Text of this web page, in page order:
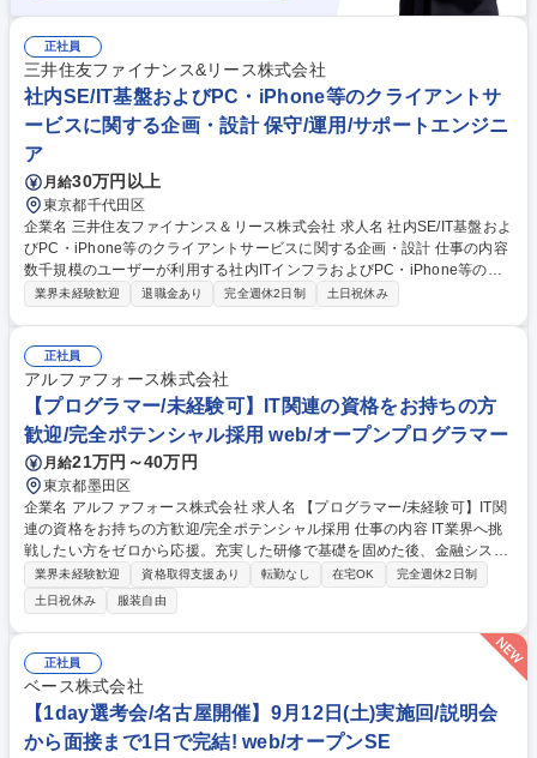
正社員
三井住友ファイナンス&リース株式会社
社内SE/IT基盤およびPC・iPhone等のクライアントサ
ービスに関する企画・設計 保守/運用/サポートエンジニ
ア
月給30万円以上
東京都千代田区
企業名 三井住友ファイナンス＆リース株式会社 求人名 社内SE/IT基盤およ
びPC・iPhone等のクライアントサービスに関する企画・設計 仕事の内容
数千規模のユーザーが利用する社内ITインフラおよびPC・iPhone等のク
ライアント端末、周辺サービスに関する企画・設計から保守運用までをシ
けるベンダーとの連携・改善対応 2.プロジェクト推進：施策やプロジェク
ト計画の立案・社内承認に向けた資料作成・関係者調整・ベンダーとの打
合せ参加、課題整理・進捗確認・社内ユーザーへの説明、関係者との合意
形成 3.保守・運用業務：障害発生時の社内ユーザー対応・保守ベンダーへ
の指示、エスカレ 募集職種 社内SE/IT基盤およびPC・iPhone等のクライ
アントサービスに関する企画・設計
業界未経験歓迎 退職金あり 完全週休2日制 土日祝休み
正社員
アルファフォース株式会社
【プログラマー/未経験可】IT関連の資格をお持ちの方
歓迎/完全ポテンシャル採用 web/オープンプログラマー
月給21万円～40万円
東京都墨田区
企業名 アルファフォース株式会社 求人名 【プログラマー/未経験可】IT関
連の資格をお持ちの方歓迎/完全ポテンシャル採用 仕事の内容 IT業界へ挑
戦したい方をゼロから応援。充実した研修で基礎を固めた後、金融システ
ムの開発に参加し、テストや簡単な修正からスタート。経験豊富な先輩が
丁寧に指導するため、着実に専門性を高められる風土です。 【詳細】■ク
レジットカードの与信・発行システムの設計・開発 ■銀行向け次世代基幹
システムの構築・保守 ■顧客折衝及び要件定義支援 ■プロジェクトの進捗
管理 【環境】メインで使用する言語はJavaですが、フレームワークを使
用するためオープン系言語のご経験があれば早期にキャッチアップが可能
です。長期案件の中でエンジニアとして成長しつつ業界にインパクトのあ
る仕事に関われます！ 募集職種 【プログラマー/未経験可】IT関連の資格
をお持ちの方歓迎/完全ポテンシャル採用
業界未経験歓迎 資格取得支援あり 転勤なし 在宅OK
完全週休2日制
土日祝休み
服装自由
正社員
ベース株式会社
【1day選考会/名古屋開催】9月12日(土)実施回/説明会
から面接まで1日で完結! web/オープンSE